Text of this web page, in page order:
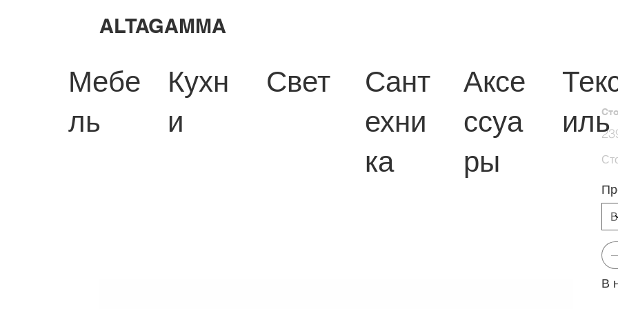
ALTAGAMMA
Мебе
ль
Кухн
и
Свет
Сант
ехни
ка
Аксе
ссуа
ры
ильцена
В